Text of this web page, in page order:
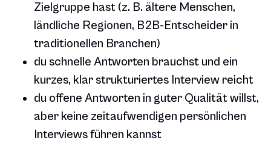
Zielgruppe hast (z. B. ältere Menschen,
ländliche Regionen, B2B-Entscheider in
traditionellen Branchen)
du schnelle Antworten brauchst und ein
kurzes, klar strukturiertes Interview reicht
du offene Antworten in guter Qualität willst,
aber keine zeitaufwendigen persönlichen
Interviews führen kannst